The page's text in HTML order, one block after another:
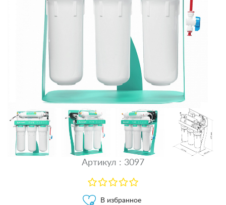
Артикул : 3097
В избранное